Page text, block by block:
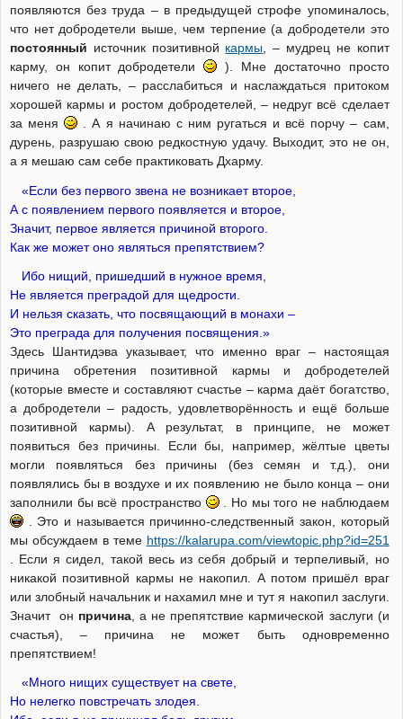
появляются без труда – в предыдущей строфе упоминалось,
что нет добродетели выше, чем терпение (а добродетели это
постоянный источник позитивной кармы, – мудрец не копит
карму, он копит добродетели
). Мне достаточно просто
ничего не делать, – расслабиться и наслаждаться притоком
хорошей кармы и ростом добродетелей, – недруг всё сделает
за меня
. А я начинаю с ним ругаться и всё порчу – сам,
дурень, разрушаю свою редкостную удачу. Выходит, это не он,
а я мешаю сам себе практиковать Дхарму.
«Если без первого звена не возникает второе,
А с появлением первого появляется и второе,
Значит, первое является причиной второго.
Как же может оно являться препятствием?
Ибо нищий, пришедший в нужное время,
Не является преградой для щедрости.
И нельзя сказать, что посвящающий в монахи –
Это преграда для получения посвящения.»
Здесь Шантидэва указывает, что именно враг – настоящая
причина обретения позитивной кармы и добродетелей
(которые вместе и составляют счастье – карма даёт богатство,
а добродетели – радость, удовлетворённость и ещё больше
позитивной кармы). А результат, в принципе, не может
появиться без причины. Если бы, например, жёлтые цветы
могли появляться без причины (без семян и т.д.), они
появлялись бы в воздухе и их появлению не было конца – они
заполнили бы всё пространство
. Но мы того не наблюдаем
. Это и называется причинно-следственный закон, который
мы обсуждаем в теме https://kalarupa.com/viewtopic.php?id=251
. Если я сидел, такой весь из себя добрый и терпеливый, но
никакой позитивной кармы не накопил. А потом пришёл враг
или злобный начальник и нахамил мне и тут я накопил заслуги.
Значит он причина , а не препятствие кармической заслуги (и
счастья), – причина не может быть одновременно
препятствием!
«Много нищих существует на свете,
Но нелегко повстречать злодея.